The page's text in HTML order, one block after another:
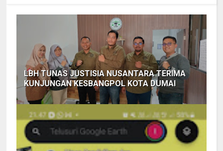
LBH TUNAS JUSTISIA NUSANTARA TERIMA
KUNJUNGAN KESBANGPOL KOTA DUMAI